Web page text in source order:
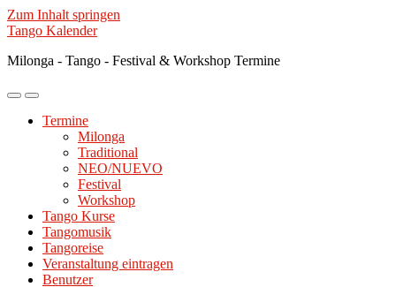
Zum Inhalt springen
Tango Kalender
Milonga - Tango - Festival & Workshop Termine
Mobile-
ein-/ausblenden
Suchfeld
ein-/ausblenden
Termine
Milonga
Traditional
NEO/NUEVO
Festival
Workshop
Tango Kurse
Tangomusik
Tangoreise
Veranstaltung eintragen
Benutzer